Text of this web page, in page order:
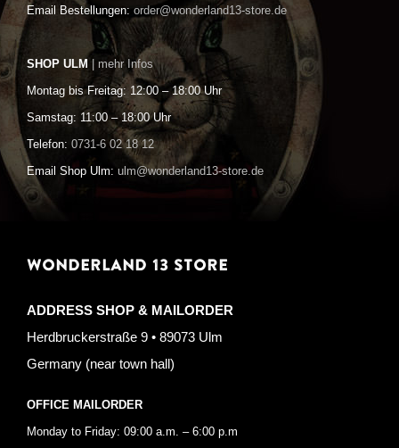
Email Bestellungen: order@wonderland13-store.de
SHOP ULM | mehr Infos
Montag bis Freitag: 12:00 – 18:00 Uhr
Samstag: 11:00 – 18:00 Uhr
Telefon: 0731-6 02 18 12
Email Shop Ulm: ulm@wonderland13-store.de
WONDERLAND 13 STORE
ADDRESS SHOP & MAILORDER
Herdbruckerstraße 9 • 89073 Ulm
Germany (near town hall)
OFFICE MAILORDER
Monday to Friday: 09:00 a.m. – 6:00 p.m